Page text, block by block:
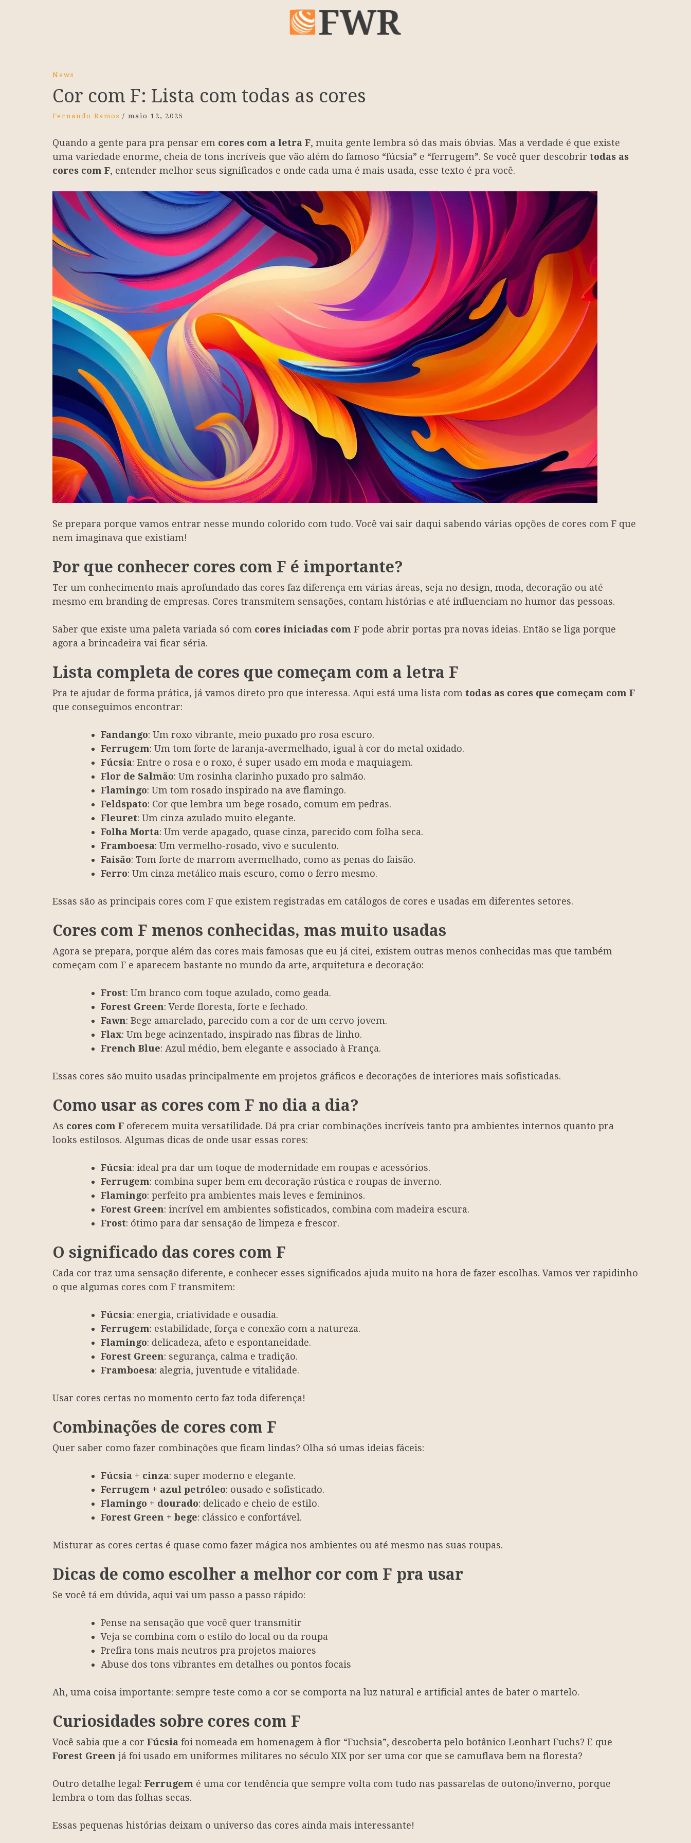
News
Cor com F: Lista com todas as cores
Fernando Ramos / maio 12, 2025
Quando a gente para pra pensar em cores com a letra F, muita gente lembra só das mais óbvias. Mas a verdade é que existe
uma variedade enorme, cheia de tons incríveis que vão além do famoso “fúcsia” e “ferrugem”. Se você quer descobrir todas as
cores com F, entender melhor seus significados e onde cada uma é mais usada, esse texto é pra você.
Se prepara porque vamos entrar nesse mundo colorido com tudo. Você vai sair daqui sabendo várias opções de cores com F que
nem imaginava que existiam!
Por que conhecer cores com F é importante?
Ter um conhecimento mais aprofundado das cores faz diferença em várias áreas, seja no design, moda, decoração ou até
mesmo em branding de empresas. Cores transmitem sensações, contam histórias e até influenciam no humor das pessoas.
Saber que existe uma paleta variada só com cores iniciadas com F pode abrir portas pra novas ideias. Então se liga porque
agora a brincadeira vai ficar séria.
Lista completa de cores que começam com a letra F
Pra te ajudar de forma prática, já vamos direto pro que interessa. Aqui está uma lista com todas as cores que começam com F
que conseguimos encontrar:
Fandango: Um roxo vibrante, meio puxado pro rosa escuro.
Ferrugem: Um tom forte de laranja-avermelhado, igual à cor do metal oxidado.
Fúcsia: Entre o rosa e o roxo, é super usado em moda e maquiagem.
Flor de Salmão: Um rosinha clarinho puxado pro salmão.
Flamingo: Um tom rosado inspirado na ave flamingo.
Feldspato: Cor que lembra um bege rosado, comum em pedras.
Fleuret: Um cinza azulado muito elegante.
Folha Morta: Um verde apagado, quase cinza, parecido com folha seca.
Framboesa: Um vermelho-rosado, vivo e suculento.
Faisão: Tom forte de marrom avermelhado, como as penas do faisão.
Ferro: Um cinza metálico mais escuro, como o ferro mesmo.
Essas são as principais cores com F que existem registradas em catálogos de cores e usadas em diferentes setores.
Cores com F menos conhecidas, mas muito usadas
Agora se prepara, porque além das cores mais famosas que eu já citei, existem outras menos conhecidas mas que também
começam com F e aparecem bastante no mundo da arte, arquitetura e decoração:
Frost: Um branco com toque azulado, como geada.
Forest Green: Verde floresta, forte e fechado.
Fawn: Bege amarelado, parecido com a cor de um cervo jovem.
Flax: Um bege acinzentado, inspirado nas fibras de linho.
French Blue: Azul médio, bem elegante e associado à França.
Essas cores são muito usadas principalmente em projetos gráficos e decorações de interiores mais sofisticadas.
Como usar as cores com F no dia a dia?
As cores com F oferecem muita versatilidade. Dá pra criar combinações incríveis tanto pra ambientes internos quanto pra
looks estilosos. Algumas dicas de onde usar essas cores:
Fúcsia: ideal pra dar um toque de modernidade em roupas e acessórios.
Ferrugem: combina super bem em decoração rústica e roupas de inverno.
Flamingo: perfeito pra ambientes mais leves e femininos.
Forest Green: incrível em ambientes sofisticados, combina com madeira escura.
Frost: ótimo para dar sensação de limpeza e frescor.
O significado das cores com F
Cada cor traz uma sensação diferente, e conhecer esses significados ajuda muito na hora de fazer escolhas. Vamos ver rapidinho
o que algumas cores com F transmitem:
Fúcsia: energia, criatividade e ousadia.
Ferrugem: estabilidade, força e conexão com a natureza.
Flamingo: delicadeza, afeto e espontaneidade.
Forest Green: segurança, calma e tradição.
Framboesa: alegria, juventude e vitalidade.
Usar cores certas no momento certo faz toda diferença!
Combinações de cores com F
Quer saber como fazer combinações que ficam lindas? Olha só umas ideias fáceis:
Fúcsia + cinza: super moderno e elegante.
Ferrugem + azul petróleo: ousado e sofisticado.
Flamingo + dourado: delicado e cheio de estilo.
Forest Green + bege: clássico e confortável.
Misturar as cores certas é quase como fazer mágica nos ambientes ou até mesmo nas suas roupas.
Dicas de como escolher a melhor cor com F pra usar
Se você tá em dúvida, aqui vai um passo a passo rápido:
Pense na sensação que você quer transmitir
Veja se combina com o estilo do local ou da roupa
Prefira tons mais neutros pra projetos maiores
Abuse dos tons vibrantes em detalhes ou pontos focais
Ah, uma coisa importante: sempre teste como a cor se comporta na luz natural e artificial antes de bater o martelo.
Curiosidades sobre cores com F
Você sabia que a cor Fúcsia foi nomeada em homenagem à flor “Fuchsia”, descoberta pelo botânico Leonhart Fuchs? E que
Forest Green já foi usado em uniformes militares no século XIX por ser uma cor que se camuflava bem na floresta?
Outro detalhe legal: Ferrugem é uma cor tendência que sempre volta com tudo nas passarelas de outono/inverno, porque
lembra o tom das folhas secas.
Essas pequenas histórias deixam o universo das cores ainda mais interessante!